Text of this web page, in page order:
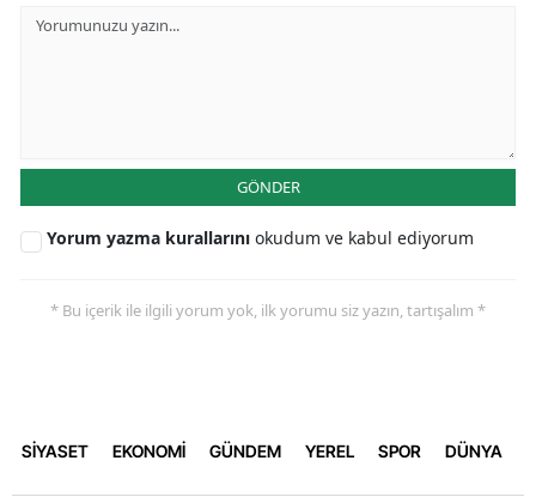
GÖNDER
Yorum yazma kurallarını okudum ve kabul ediyorum
* Bu içerik ile ilgili yorum yok, ilk yorumu siz yazın, tartışalım *
SİYASET EKONOMİ GÜNDEM YEREL SPOR DÜNYA